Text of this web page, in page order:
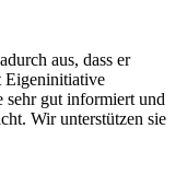
aus, dass er
Eigeninitiative
sehr gut informiert und
Wir unterstützen sie